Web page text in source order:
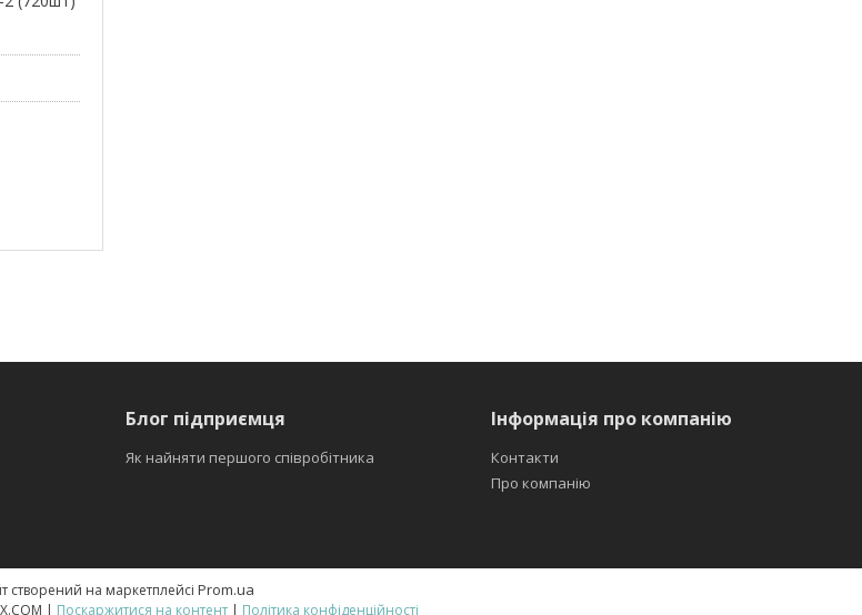
Блог підприємця
Як найняти першого співробітника
Інформація про компанію
Контакти
Про компанію
створений на маркетплейсі Prom.ua
ВСЕ ДЛЯ ШВАЧКИ НА SINDTEX.COM | Поскаржитися на контент | Політика конфіденційності